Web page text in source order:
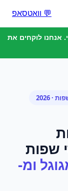
💬 וואטסאפ
לוקחים את
· 2026
שפות
ומ-